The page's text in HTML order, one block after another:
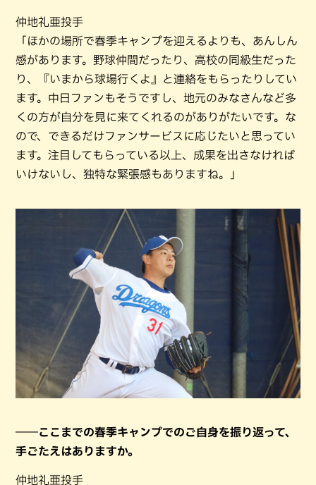
仲地礼亜投手
「ほかの場所で春季キャンプを迎えるよりも、あんしん
感があります。野球仲間だったり、高校の同級生だった
り、『いまから球場行くよ』と連絡をもらったりしてい
ます。中日ファンもそうですし、地元のみなさんなど多
くの方が自分を見に来てくれるのがありがたいです。な
ので、できるだけファンサービスに応じたいと思ってい
ます。注目してもらっている以上、成果を出さなければ
いけないし、独特な緊張感もありますね。」
――ここまでの春季キャンプでのご自身を振り返って、
手ごたえはありますか。
仲地礼亜投手